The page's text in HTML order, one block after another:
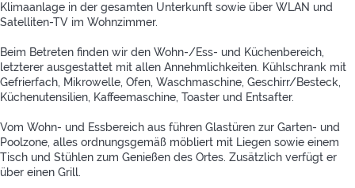
Klimaanlage in der gesamten Unterkunft sowie über WLAN und
Satelliten-TV im Wohnzimmer.
Beim Betreten finden wir den Wohn-/Ess- und Küchenbereich,
letzterer ausgestattet mit allen Annehmlichkeiten. Kühlschrank mit
Gefrierfach, Mikrowelle, Ofen, Waschmaschine, Geschirr/Besteck,
Küchenutensilien, Kaffeemaschine, Toaster und Entsafter.
Vom Wohn- und Essbereich aus führen Glastüren zur Garten- und
Poolzone, alles ordnungsgemäß möbliert mit Liegen sowie einem
Tisch und Stühlen zum Genießen des Ortes. Zusätzlich verfügt er
über einen Grill.